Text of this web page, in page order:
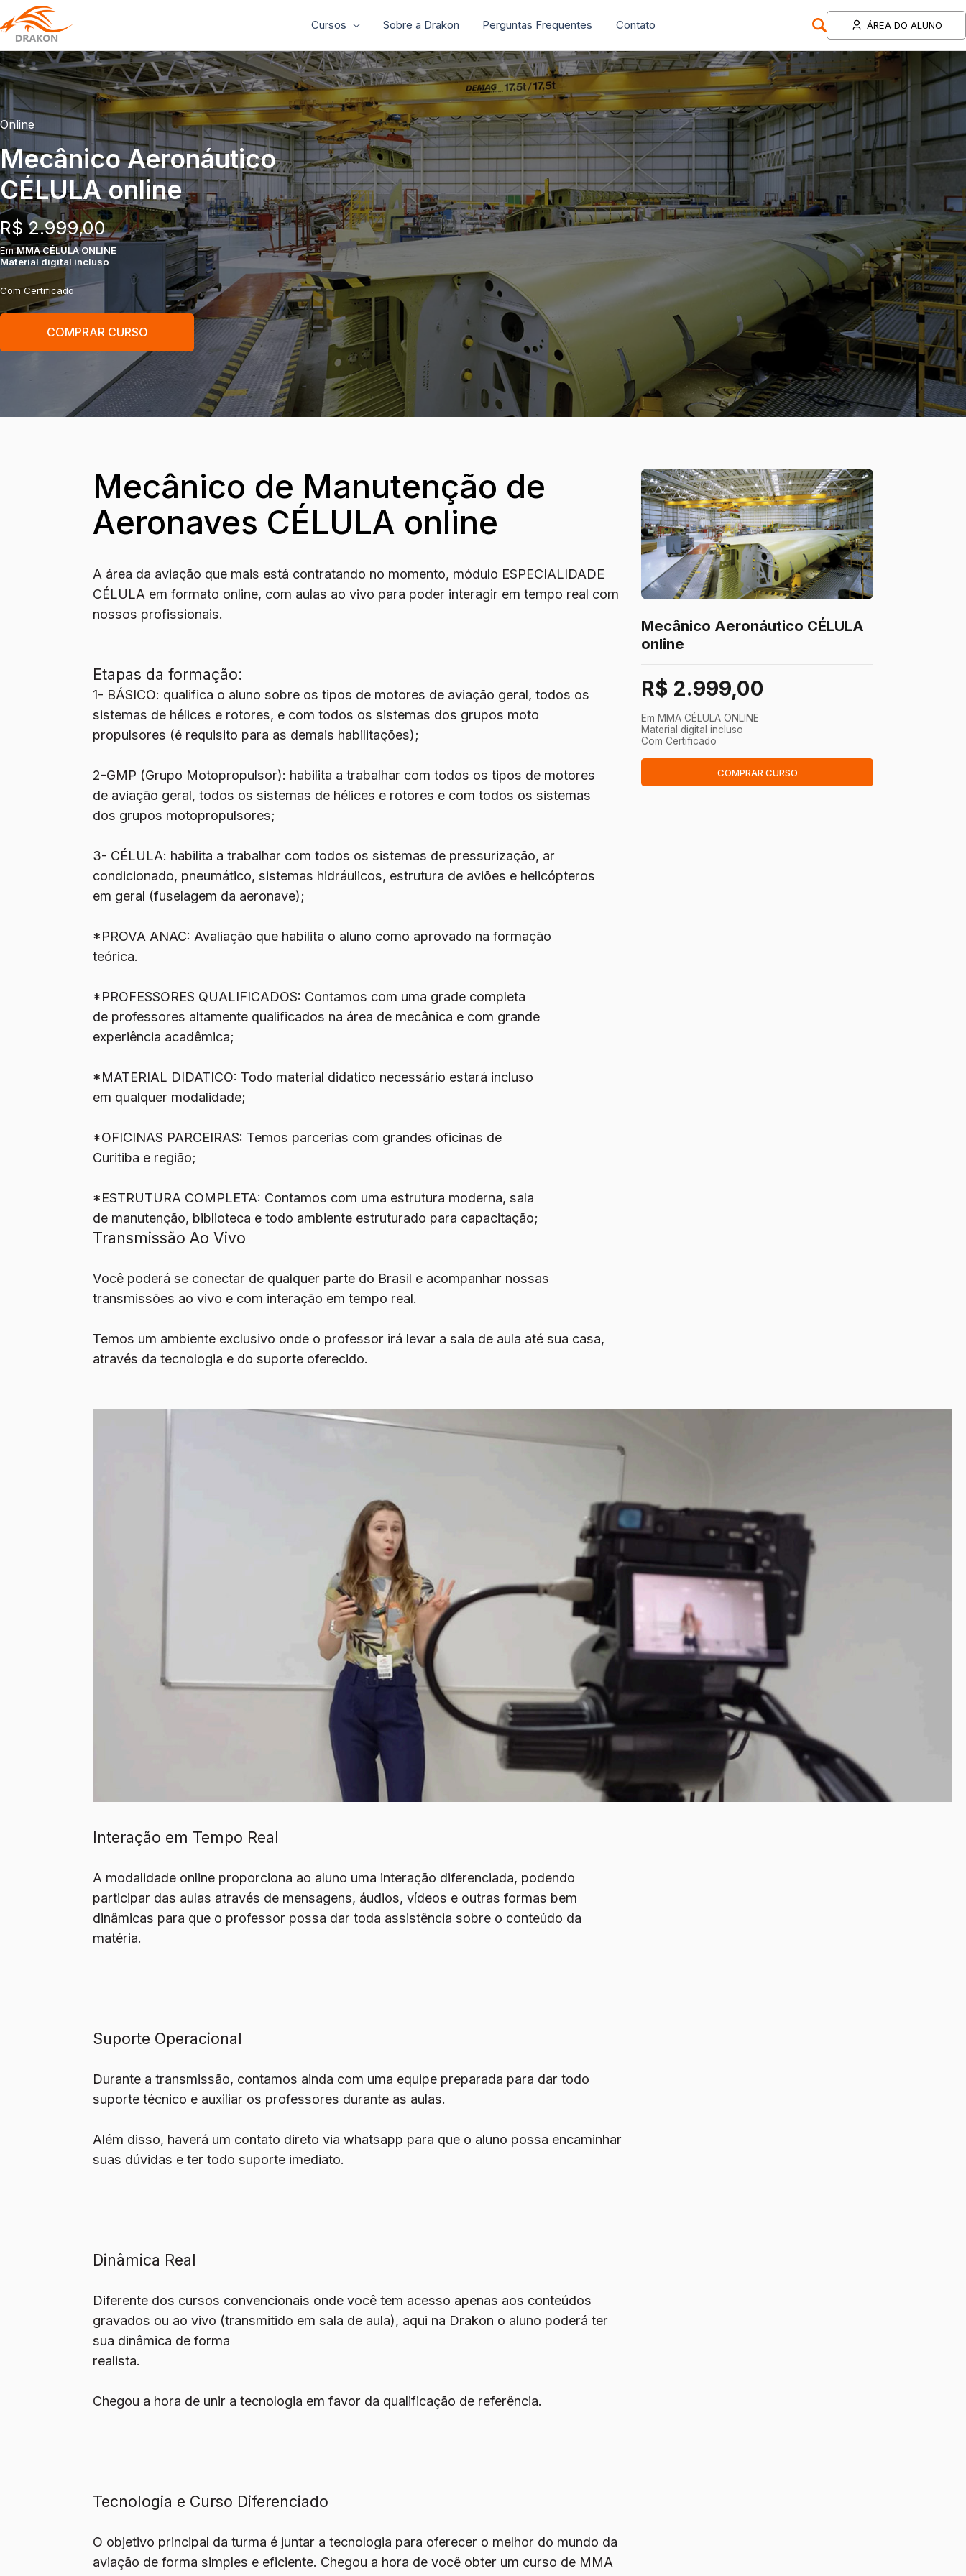
Cursos Sobre a Drakon Perguntas Frequentes Contato ÁREA DO ALUNO
Online
Mecânico Aeronáutico
CÉLULA online
R$ 2.999,00
EmMMA CÉLULA ONLINE
Material digital incluso
Com Certificado
COMPRAR CURSO
Mecânico de Manutenção de
Aeronaves CÉLULA online
A área da aviação que mais está contratando no momento, módulo ESPECIALIDADE
CÉLULA em formato online, com aulas ao vivo para poder interagir em tempo real com
nossos profissionais.
Etapas da formação:
1- BÁSICO: qualifica o aluno sobre os tipos de motores de aviação geral, todos os
sistemas de hélices e rotores, e com todos os sistemas dos grupos moto
propulsores (é requisito para as demais habilitações);
2-GMP (Grupo Motopropulsor): habilita a trabalhar com todos os tipos de motores
de aviação geral, todos os sistemas de hélices e rotores e com todos os sistemas
dos grupos motopropulsores;
3- CÉLULA: habilita a trabalhar com todos os sistemas de pressurização, ar
condicionado, pneumático, sistemas hidráulicos, estrutura de aviões e helicópteros
em geral (fuselagem da aeronave);
*PROVA ANAC: Avaliação que habilita o aluno como aprovado na formação
teórica.
*PROFESSORES QUALIFICADOS: Contamos com uma grade completa
de professores altamente qualificados na área de mecânica e com grande
experiência acadêmica;
*MATERIAL DIDATICO: Todo material didatico necessário estará incluso
em qualquer modalidade;
*OFICINAS PARCEIRAS: Temos parcerias com grandes oficinas de
Curitiba e região;
*ESTRUTURA COMPLETA: Contamos com uma estrutura moderna, sala
de manutenção, biblioteca e todo ambiente estruturado para capacitação;
Transmissão Ao Vivo
Você poderá se conectar de qualquer parte do Brasil e acompanhar nossas
transmissões ao vivo e com interação em tempo real.
Temos um ambiente exclusivo onde o professor irá levar a sala de aula até sua casa,
através da tecnologia e do suporte oferecido.
Interação em Tempo Real
A modalidade online proporciona ao aluno uma interação diferenciada, podendo
participar das aulas através de mensagens, áudios, vídeos e outras formas bem
dinâmicas para que o professor possa dar toda assistência sobre o conteúdo da
matéria.
Suporte Operacional
Durante a transmissão, contamos ainda com uma equipe preparada para dar todo
suporte técnico e auxiliar os professores durante as aulas.
Além disso, haverá um contato direto via whatsapp para que o aluno possa encaminhar
suas dúvidas e ter todo suporte imediato.
Dinâmica Real
Diferente dos cursos convencionais onde você tem acesso apenas aos conteúdos
gravados ou ao vivo (transmitido em sala de aula), aqui na Drakon o aluno poderá ter
sua dinâmica de forma
realista.
Chegou a hora de unir a tecnologia em favor da qualificação de referência.
Tecnologia e Curso Diferenciado
O objetivo principal da turma é juntar a tecnologia para oferecer o melhor do mundo da
aviação de forma simples e eficiente. Chegou a hora de você obter um curso de MMA
Mecânico Aeronáutico CÉLULA
online
R$ 2.999,00
Em MMA CÉLULA ONLINE
Material digital incluso
Com Certificado
COMPRAR CURSO